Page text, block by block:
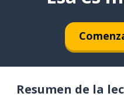
Resumen de la